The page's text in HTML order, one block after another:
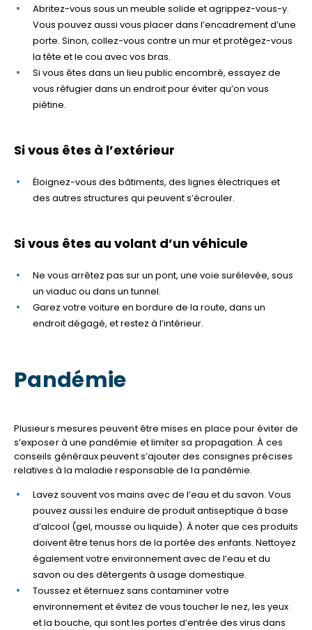
Abritez-vous sous un meuble solide et agrippez-vous-y.
Vous pouvez aussi vous placer dans l’encadrement d’une
porte. Sinon, collez-vous contre un mur et protégez-vous
la tête et le cou avec vos bras.
Si vous êtes dans un lieu public encombré, essayez de
vous réfugier dans un endroit pour éviter qu’on vous
piétine.
Si vous êtes à l’extérieur
Éloignez-vous des bâtiments, des lignes électriques et
des autres structures qui peuvent s’écrouler.
Si vous êtes au volant d’un véhicule
Ne vous arrêtez pas sur un pont, une voie surélevée, sous
un viaduc ou dans un tunnel.
Garez votre voiture en bordure de la route, dans un
endroit dégagé, et restez à l’intérieur.
Pandémie
Plusieurs mesures peuvent être mises en place pour éviter de
s’exposer à une pandémie et limiter sa propagation. À ces
conseils généraux peuvent s’ajouter des consignes précises
relatives à la maladie responsable de la pandémie.
Lavez souvent vos mains avec de l’eau et du savon. Vous
pouvez aussi les enduire de produit antiseptique à base
d’alcool (gel, mousse ou liquide). À noter que ces produits
doivent être tenus hors de la portée des enfants. Nettoyez
également votre environnement avec de l’eau et du
savon ou des détergents à usage domestique.
Toussez et éternuez sans contaminer votre
environnement et évitez de vous toucher le nez, les yeux
et la bouche, qui sont les portes d’entrée des virus dans